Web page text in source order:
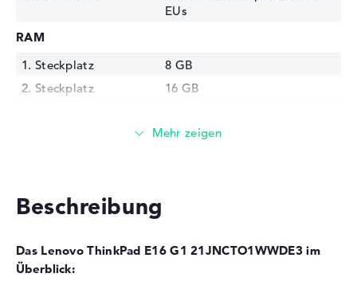
EUs
RAM
1. Steckplatz
8 GB
2. Steckplatz
16 GB
DDR4 SDRAM - PC4-25600 -
Festplatte
Optische Speicher
Beschreibung
Das Lenovo ThinkPad E16 G1 21JNCTO1WWDE3 im
Überblick: